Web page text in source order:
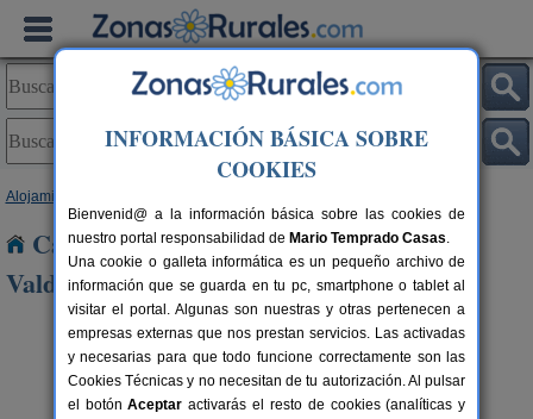
Alojamientos
Casas Rurales cerca de Calzada de
Valdunciel
INFORMACIÓN BÁSICA SOBRE
COOKIES
Bienvenid@ a la información básica sobre las cookies de
nuestro portal responsabilidad de Mario Temprado Casas.
Una cookie o galleta informática es un pequeño archivo de
información que se guarda en tu pc, smartphone o tablet al
visitar el portal. Algunas son nuestras y otras pertenecen a
empresas externas que nos prestan servicios. Las activadas
y necesarias para que todo funcione correctamente son las
Cookies Técnicas y no necesitan de tu autorización. Al pulsar
el botónAceptar activarás el resto de cookies (analíticas y